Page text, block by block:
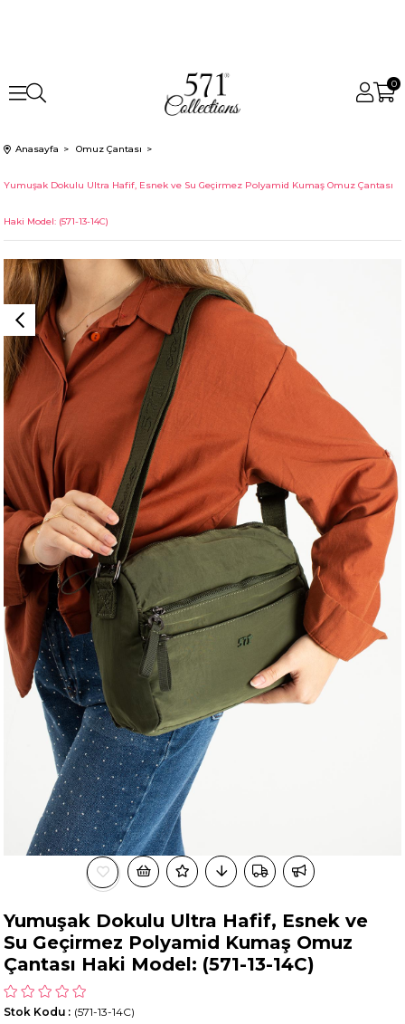
0
Anasayfa Omuz Çantası
Yumuşak Dokulu Ultra Hafif, Esnek ve Su Geçirmez Polyamid Kumaş Omuz Çantası
Haki Model: (571-13-14C)
Yumuşak Dokulu Ultra Hafif, Esnek ve
Su Geçirmez Polyamid Kumaş Omuz
Çantası Haki Model: (571-13-14C)
(571-13-14C)
Stok Kodu